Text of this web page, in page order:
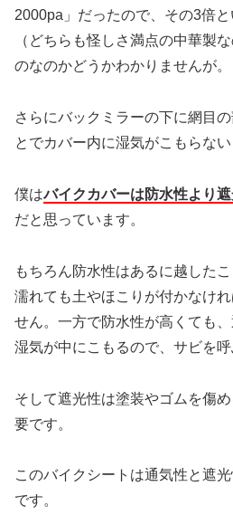
2000pa」だったので、その3倍と
（どちらも怪しさ満点の中華製
のなのかどうかわかりませんが。
さらにバックミラーの下に網目
とでカバー内に湿気がこもらない
僕はバイクカバーは防水性より
だと思っています。
もちろん防水性はあるに越した
濡れても土やほこりが付かなけ
せん。一方で防水性が高くても
湿気が中にこもるので、サビを呼
そして遮光性は塗装やゴムを傷
要です。
このバイクシートは通気性と遮
です。